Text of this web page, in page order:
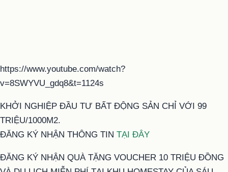
https://www.youtube.com/watch?
v=8SWYVU_gdq8&t=1124s
KHỞI NGHIỆP ĐẦU TƯ BẤT ĐỘNG SẢN CHỈ VỚI 99
TRIỆU/1000M2.
ĐĂNG KÝ NHẬN THÔNG TIN TẠI ĐÂY
ĐĂNG KÝ NHẬN QUÀ TẶNG VOUCHER 10 TRIỆU ĐỒNG